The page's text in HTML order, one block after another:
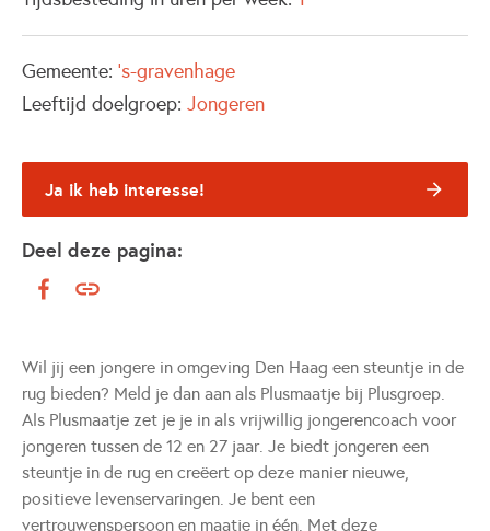
Gemeente: 's-gravenhage
Leeftijd doelgroep: Jongeren
Ja ik heb interesse!
Deel deze pagina:
Wil jij een jongere in omgeving Den Haag een steuntje in de
rug bieden? Meld je dan aan als Plusmaatje bij Plusgroep.
Als Plusmaatje zet je je in als vrijwillig jongerencoach voor
jongeren tussen de 12 en 27 jaar. Je biedt jongeren een
steuntje in de rug en creëert op deze manier nieuwe,
positieve levenservaringen. Je bent een
vertrouwenspersoon en maatje in één. Met deze